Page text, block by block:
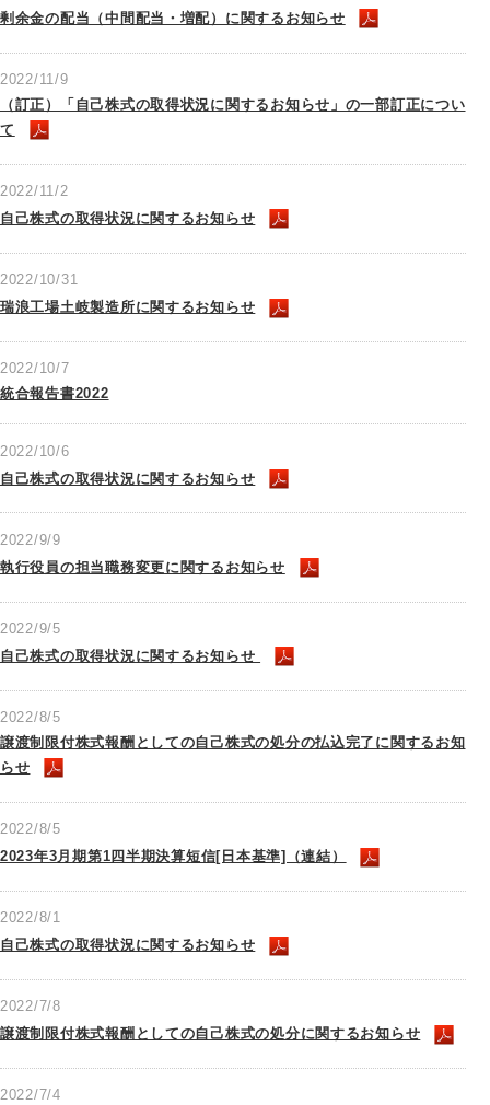
剰余金の配当（中間配当・増配）に関するお知らせ
2022/11/9
（訂正）「自己株式の取得状況に関するお知らせ」の一部訂正につい
て
2022/11/2
自己株式の取得状況に関するお知らせ
2022/10/31
瑞浪工場土岐製造所に関するお知らせ
2022/10/7
統合報告書2022
2022/10/6
自己株式の取得状況に関するお知らせ
2022/9/9
執行役員の担当職務変更に関するお知らせ
2022/9/5
自己株式の取得状況に関するお知らせ
2022/8/5
譲渡制限付株式報酬としての自己株式の処分の払込完了に関するお知
らせ
2022/8/5
2023年3月期第1四半期決算短信[日本基準]（連結）
2022/8/1
自己株式の取得状況に関するお知らせ
2022/7/8
譲渡制限付株式報酬としての自己株式の処分に関するお知らせ
2022/7/4